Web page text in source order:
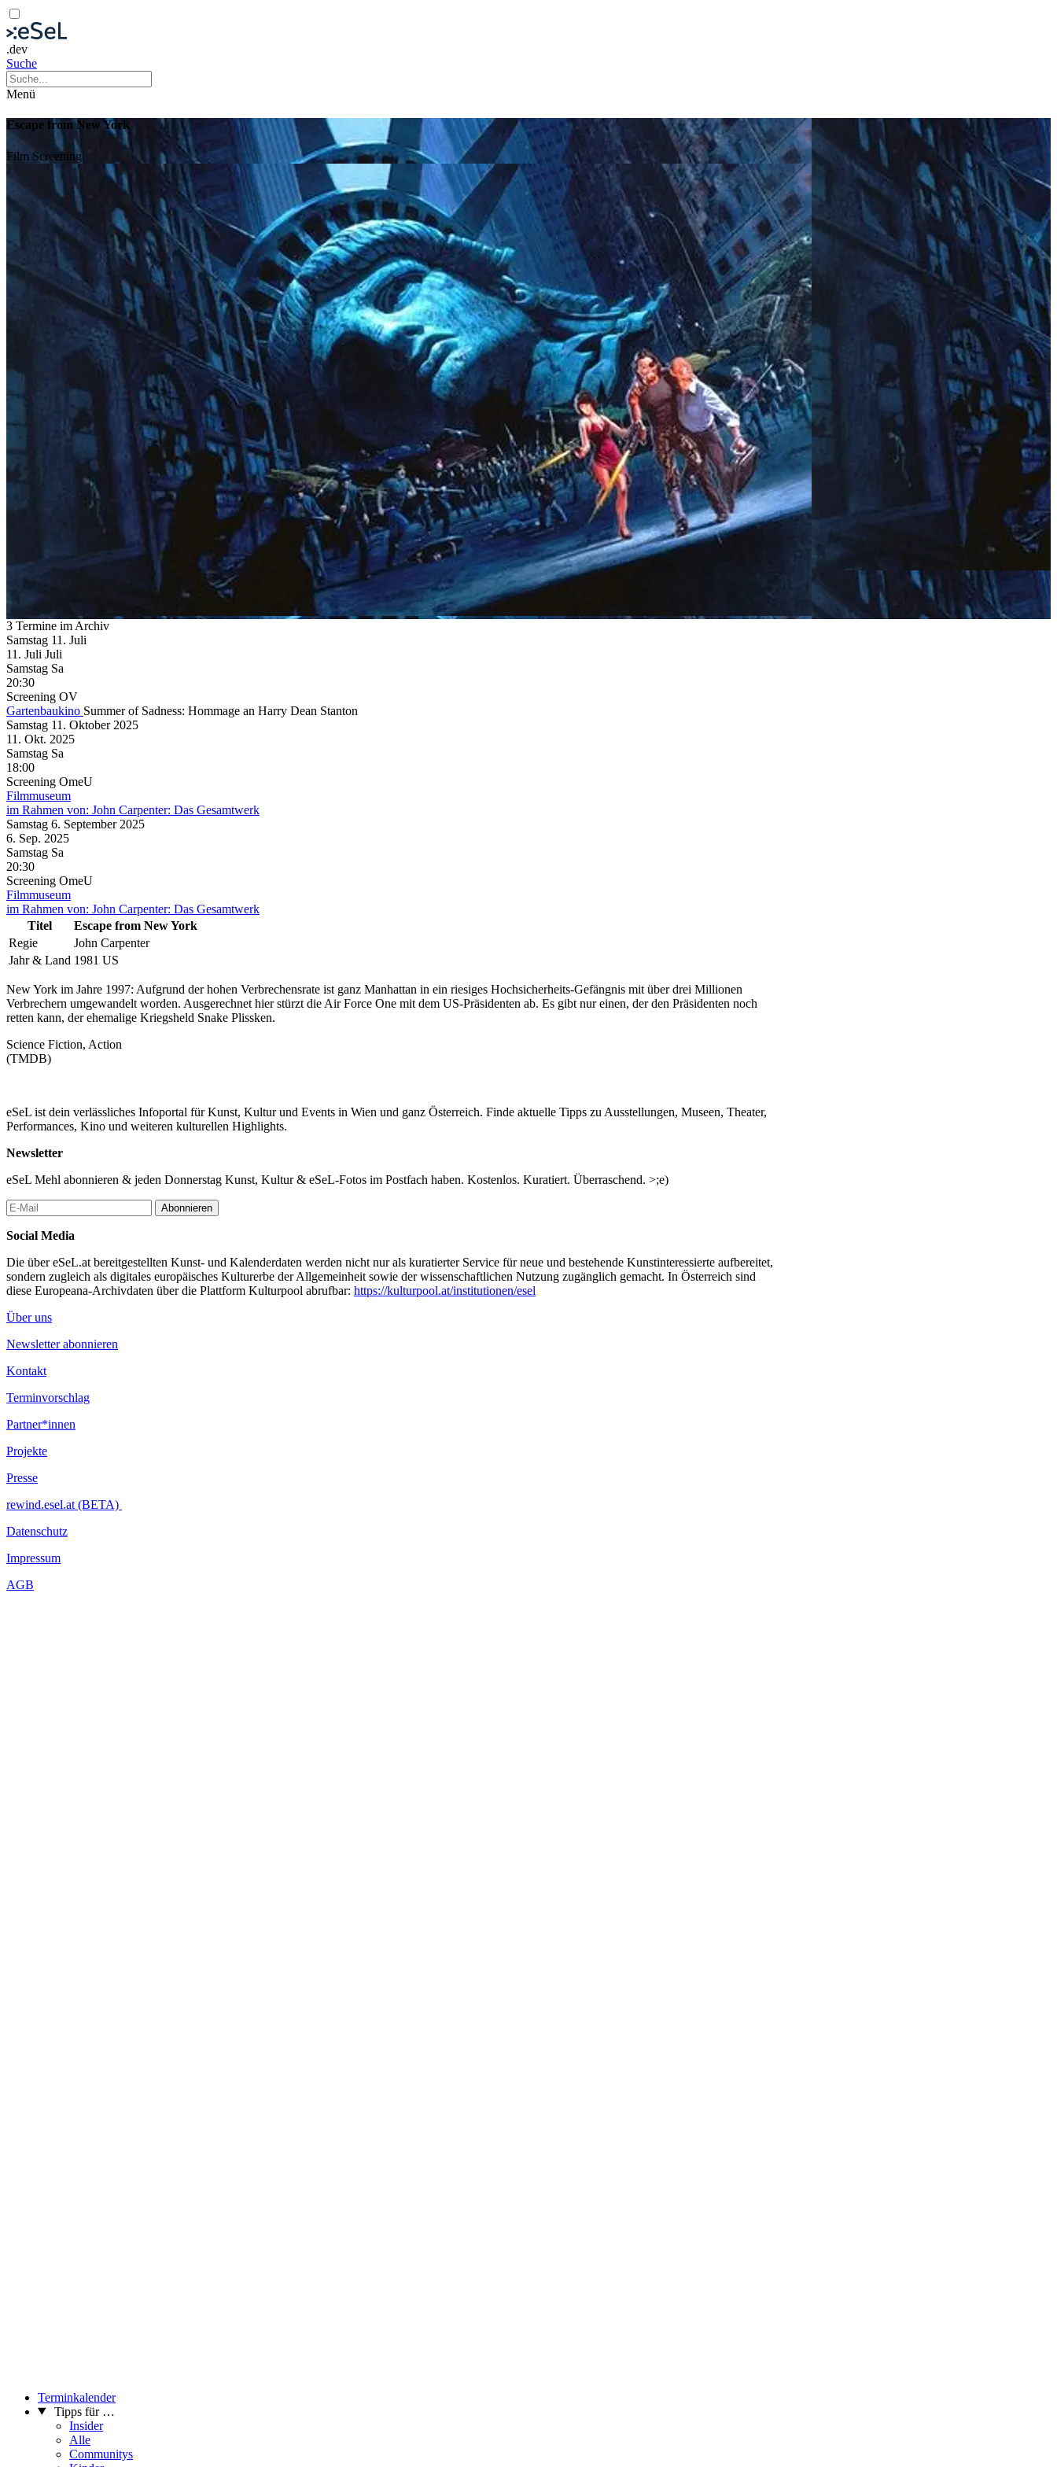
.dev
Suche
Menü
Escape from New York
Film Screening
3 Termine im Archiv
Samstag 11. Juli
11. Juli Juli
Samstag Sa
20:30
Screening OV
Gartenbaukino Summer of Sadness: Hommage an Harry Dean Stanton
Samstag 11. Oktober 2025
11. Okt. 2025
Samstag Sa
18:00
Screening OmeU
Filmmuseum
im Rahmen von: John Carpenter: Das Gesamtwerk
Samstag 6. September 2025
6. Sep. 2025
Samstag Sa
20:30
Screening OmeU
Filmmuseum
im Rahmen von: John Carpenter: Das Gesamtwerk
Titel
Escape from New York
Regie
John Carpenter
Jahr & Land 1981 US
New York im Jahre 1997: Aufgrund der hohen Verbrechensrate ist ganz Manhattan in ein riesiges Hochsicherheits-Gefängnis mit über drei Millionen
Verbrechern umgewandelt worden. Ausgerechnet hier stürzt die Air Force One mit dem US-Präsidenten ab. Es gibt nur einen, der den Präsidenten noch
retten kann, der ehemalige Kriegsheld Snake Plissken.
Science Fiction, Action
(TMDB)
eSeL ist dein verlässliches Infoportal für Kunst, Kultur und Events in Wien und ganz Österreich. Finde aktuelle Tipps zu Ausstellungen, Museen, Theater,
Performances, Kino und weiteren kulturellen Highlights.
Newsletter
eSeL Mehl abonnieren & jeden Donnerstag Kunst, Kultur & eSeL-Fotos im Postfach haben. Kostenlos. Kuratiert. Überraschend. >;e)
Abonnieren
Social Media
Die über eSeL.at bereitgestellten Kunst- und Kalenderdaten werden nicht nur als kuratierter Service für neue und bestehende Kunstinteressierte aufbereitet,
sondern zugleich als digitales europäisches Kulturerbe der Allgemeinheit sowie der wissenschaftlichen Nutzung zugänglich gemacht. In Österreich sind
diese Europeana-Archivdaten über die Plattform Kulturpool abrufbar: https://kulturpool.at/institutionen/esel
Über uns
Newsletter abonnieren
Kontakt
Terminvorschlag
Partner*innen
Projekte
Presse
rewind.esel.at (BETA)
Datenschutz
Impressum
AGB
Terminkalender
Tipps für …
Insider
Alle
Communitys